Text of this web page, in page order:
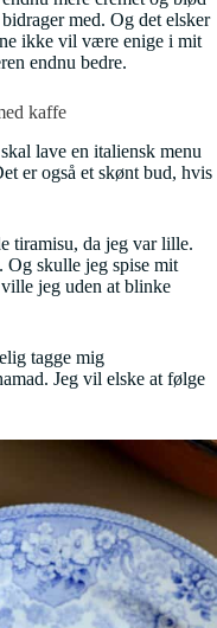
med. Og det elsker
ikke vil være enige i mit
endnu bedre.
kaffe
lave en italiensk menu
er også et skønt bud, hvis
tiramisu, da jeg var lille.
Og skulle jeg spise mit
jeg uden at blinke
tagge mig
Jeg vil elske at følge